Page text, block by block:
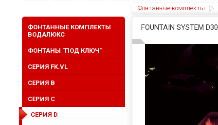
Фонтанные комплекты
FOUNTAIN SYSTEM
ФОНТАННЫЕ КОМПЛЕКТЫ
ВОДАЛЮКС
ФОНТАНЫ "ПОД КЛЮЧ"
СЕРИЯ FK.VL
СЕРИЯ B
СЕРИЯ C
СЕРИЯ D